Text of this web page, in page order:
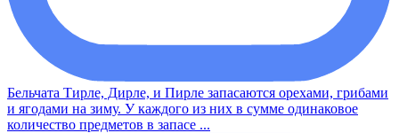
Бельчата Тирле, Дирле, и Пирле запасаются орехами, грибами
и ягодами на зиму. У каждого из них в сумме одинаковое
количество предметов в запасе ...